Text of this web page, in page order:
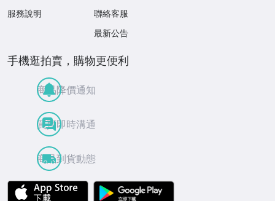
服務說明
聯絡客服
最新公告
手機逛拍賣，購物更便利
商品降價通知
買賣即時溝通
商品到貨動態
APP Store